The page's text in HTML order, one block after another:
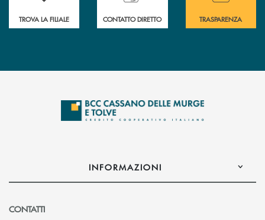
TROVA LA FILIALE CONTATTO DIRETTO TRASPARENZA
INFORMAZIONI
CONTATTI